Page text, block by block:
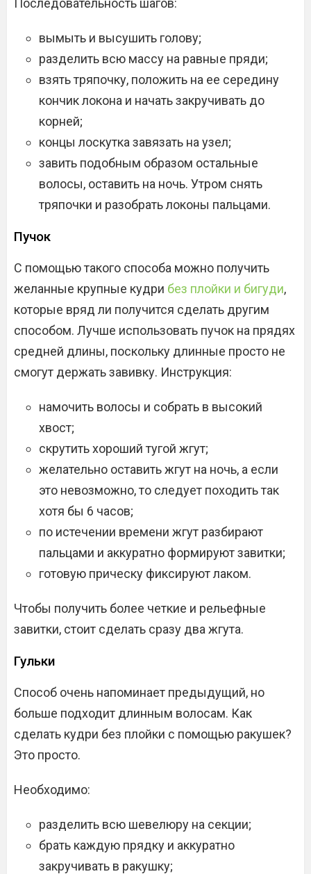
Последовательность шагов:
вымыть и высушить голову;
разделить всю массу на равные пряди;
взять тряпочку, положить на ее середину
кончик локона и начать закручивать до
корней;
концы лоскутка завязать на узел;
завить подобным образом остальные
волосы, оставить на ночь. Утром снять
тряпочки и разобрать локоны пальцами.
Пучок
С помощью такого способа можно получить
желанные крупные кудри без плойки и бигуди,
которые вряд ли получится сделать другим
способом. Лучше использовать пучок на прядях
средней длины, поскольку длинные просто не
смогут держать завивку. Инструкция:
намочить волосы и собрать в высокий
хвост;
скрутить хороший тугой жгут;
желательно оставить жгут на ночь, а если
это невозможно, то следует походить так
хотя бы 6 часов;
по истечении времени жгут разбирают
пальцами и аккуратно формируют завитки;
готовую прическу фиксируют лаком.
Чтобы получить более четкие и рельефные
завитки, стоит сделать сразу два жгута.
Гульки
Способ очень напоминает предыдущий, но
больше подходит длинным волосам. Как
сделать кудри без плойки с помощью ракушек?
Это просто.
Необходимо:
разделить всю шевелюру на секции;
брать каждую прядку и аккуратно
закручивать в ракушку;